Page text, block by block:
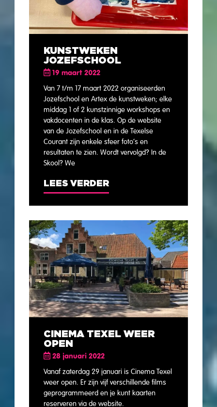
KUNSTWEKEN
JOZEFSCHOOL
19 maart 2022
Van 7 t/m 17 maart 2022 organiseerden
Jozefschool en Artex de kunstweken; elke
middag 1 of 2 kunstzinnige workshops en
vakdocenten in de klas. Op de website
van de Jozefschool en in de Texelse
Courant zijn enkele sfeer foto’s en
resultaten te zien. Wordt vervolgd? In de
Skool? We
LEES VERDER
CINEMA TEXEL WEER
OPEN
28 januari 2022
Vanaf zaterdag 29 januari is Cinema Texel
weer open. Er zijn vijf verschillende films
geprogrammeerd en je kunt kaarten
reserveren via de website.